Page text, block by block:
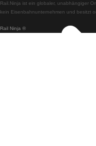
Züge von
Züge von
Rail Ninja ®
Rail.Ninja ist ein globaler, unabhängiger
kein Eisenbahnunternehmen und besitzt